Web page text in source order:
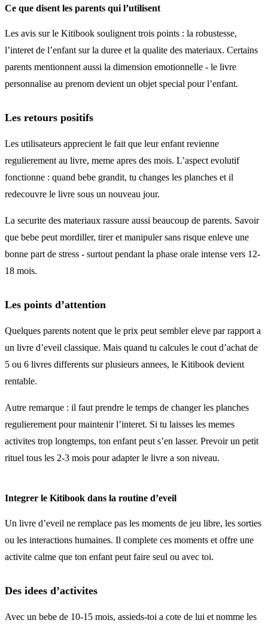
Ce que disent les parents qui l’utilisent
Les avis sur le Kitibook soulignent trois points : la robustesse,
l’interet de l’enfant sur la duree et la qualite des materiaux. Certains
parents mentionnent aussi la dimension emotionnelle - le livre
personnalise au prenom devient un objet special pour l’enfant.
Les retours positifs
Les utilisateurs apprecient le fait que leur enfant revienne
regulierement au livre, meme apres des mois. L’aspect evolutif
fonctionne : quand bebe grandit, tu changes les planches et il
redecouvre le livre sous un nouveau jour.
La securite des materiaux rassure aussi beaucoup de parents. Savoir
que bebe peut mordiller, tirer et manipuler sans risque enleve une
bonne part de stress - surtout pendant la phase orale intense vers 12-
18 mois.
Les points d’attention
Quelques parents notent que le prix peut sembler eleve par rapport a
un livre d’eveil classique. Mais quand tu calcules le cout d’achat de
5 ou 6 livres differents sur plusieurs annees, le Kitibook devient
rentable.
Autre remarque : il faut prendre le temps de changer les planches
regulierement pour maintenir l’interet. Si tu laisses les memes
activites trop longtemps, ton enfant peut s’en lasser. Prevoir un petit
rituel tous les 2-3 mois pour adapter le livre a son niveau.
Integrer le Kitibook dans la routine d’eveil
Un livre d’eveil ne remplace pas les moments de jeu libre, les sorties
ou les interactions humaines. Il complete ces moments et offre une
activite calme que ton enfant peut faire seul ou avec toi.
Des idees d’activites
Avec un bebe de 10-15 mois, assieds-toi a cote de lui et nomme les